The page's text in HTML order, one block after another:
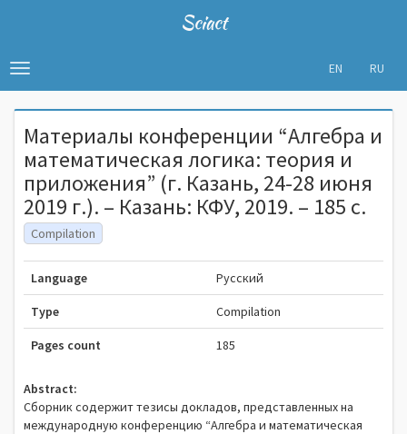
Sciact
Toggle
navigation
EN RU
Материалы конференции “Алгебра и
математическая логика: теория и
приложения” (г. Казань, 24-28 июня
2019 г.). – Казань: КФУ, 2019. – 185 c.
Compilation
Language Русский
Type Compilation
Pages count 185
Abstract:
Сборник содержит тезисы докладов, представленных на
международную конференцию “Алгебра и математическая